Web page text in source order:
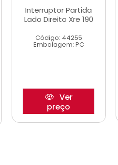
Interruptor Partida
Lado Direito Xre 190
Código: 44255
Embalagem: PC
Ver
preço